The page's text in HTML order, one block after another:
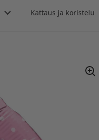
Kattaus ja koristelu